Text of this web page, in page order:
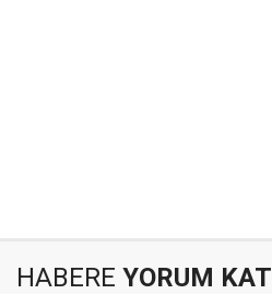
HABERE YORUM KAT